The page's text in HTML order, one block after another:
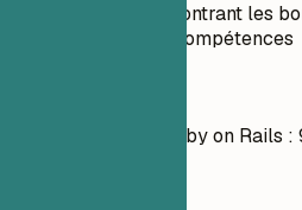
Exemple concret montrant les
pratiques pour les compétences
JavaScript, PHP, Ruby on Rails :